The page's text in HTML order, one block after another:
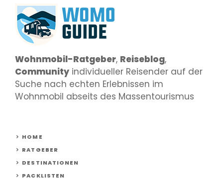
Wohnmobil-Ratgeber, Reiseblog,
Community individueller Reisender auf der
Suche nach echten Erlebnissen im
Wohnmobil abseits des Massentourismus
HOME
RATGEBER
DESTINATIONEN
PACKLISTEN